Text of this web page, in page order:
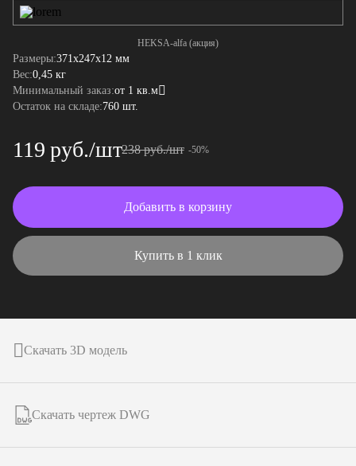
HEKSA-alfa (акция)
Размеры:371x247x12 мм
Вес:0,45 кг
Минимальный заказ:от 1 кв.м
Остаток на складе:760 шт.
119 руб./шт238 руб./шт -50%
Добавить в корзину
Купить в 1 клик
Скачать 3D модель
Скачать чертеж DWG